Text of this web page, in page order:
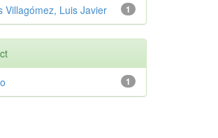
1
Villagómez, Luis Javier
1